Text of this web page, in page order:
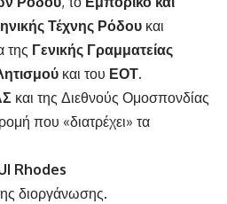
Τέχνης Ρόδου και
της Γενικής Γραμματείας
και του ΕΟΤ.
και της Διεθνούς Ομοσπονδίας
που «διατρέχει» τα
Rhodes
διοργάνωσης.